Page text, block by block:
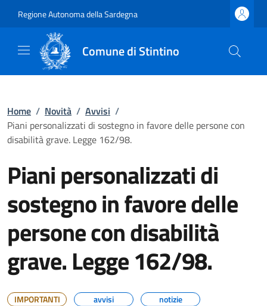
Regione Autonoma della Sardegna
Comune di Stintino
Home / Novità / Avvisi /
Piani personalizzati di sostegno in favore delle persone con
disabilità grave. Legge 162/98.
Piani personalizzati di
sostegno in favore delle
persone con disabilità
grave. Legge 162/98.
IMPORTANTI avvisi
notizie